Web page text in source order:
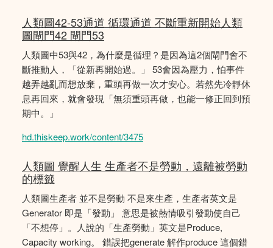
人類圖42-53通道 循環通道 不斷重新開始人類
圖閘門42 閘門53
人類圖中53與42，為什麼是循理？是因為這2個閘門會不
斷推動人，「從新再開始過。」 53會因為壓力，怕事件
越弄越亂而想放棄，重頭再做一次才安心。若然先冷靜休
息再回來，就會發現「無須重頭再做，也能一修正回到預
期中。」
hd.thiskeep.work/content/3475
人類圖 覺醒人生 生產者不是勞動，遠離被勞動
的標籤
人類圖生產者 並不是勞動 不是來生產，生產者英文是
Generator 即是「發動」 意思是被熱情吸引發動使自己
「不想停」。人說的「生產勞動」英文是Produce,
Capacity working。 錯誤把generate 解作produce 這個錯